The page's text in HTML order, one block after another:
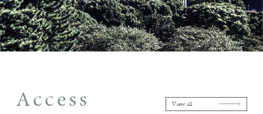
Access View all